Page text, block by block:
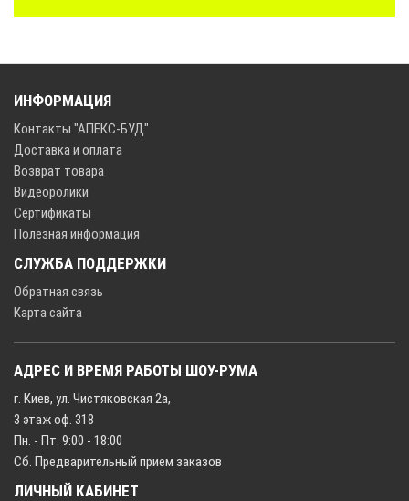
ИНФОРМАЦИЯ
Контакты "АПЕКС-БУД"
Доставка и оплата
Возврат товара
Видеоролики
Сертификаты
Полезная информация
СЛУЖБА ПОДДЕРЖКИ
Обратная связь
Карта сайта
АДРЕС И ВРЕМЯ РАБОТЫ ШОУ-РУМА
г. Киев, ул. Чистяковская 2а,
3 этаж оф. 318
Пн. - Пт. 9:00 - 18:00
Сб. Предварительный прием заказов
ЛИЧНЫЙ КАБИНЕТ